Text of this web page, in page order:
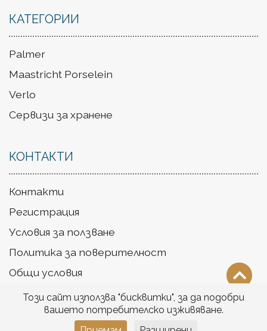
КАТЕГОРИИ
Palmer
Maastricht Porselein
Verlo
Сервизи за хранене
КОНТАКТИ
Контакти
Регистрация
Условия за ползване
Политика за поверителност
Общи условия
Доставка
Този сайт използва "бисквитки", за да подобри
вашето потребителско изживяване.